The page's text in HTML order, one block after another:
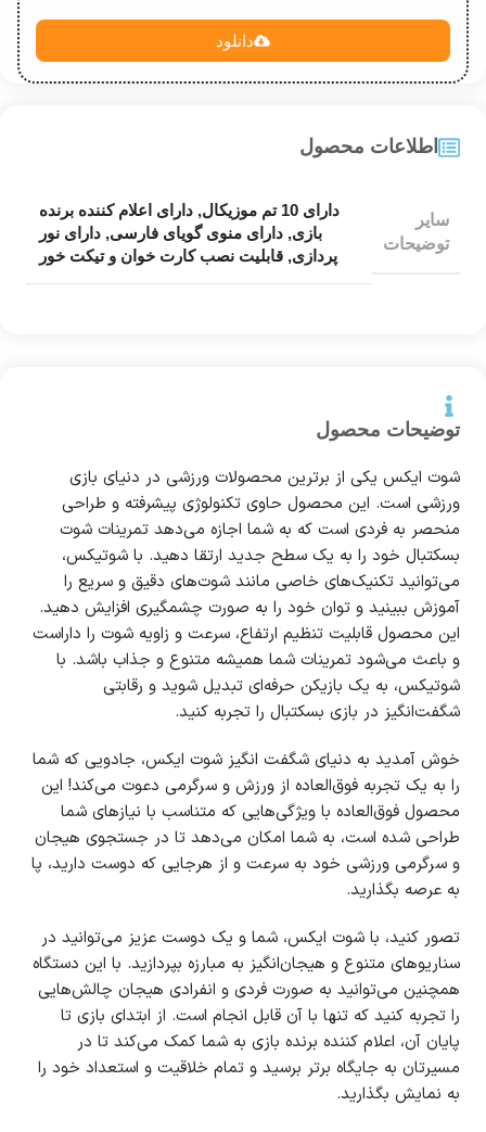
دانلود
توضیحات محصول
شوت ایکس یکی از برترین محصولات ورزشی در دنیای بازی
ورزشی است. این محصول حاوی تکنولوژی پیشرفته و طراحی
منحصر به فردی است که به شما اجازه می‌دهد تمرینات شوت
بسکتبال خود را به یک سطح جدید ارتقا دهید. با شوتیکس،
می‌توانید تکنیک‌های خاصی مانند شوت‌های دقیق و سریع را
آموزش ببینید و توان خود را به صورت چشمگیری افزایش دهید.
این محصول قابلیت تنظیم ارتفاع، سرعت و زاویه شوت را داراست
و باعث می‌شود تمرینات شما همیشه متنوع و جذاب باشد. با
شوتیکس، به یک بازیکن حرفه‌ای تبدیل شوید و رقابتی
شگفت‌انگیز در بازی بسکتبال را تجربه کنید.
خوش آمدید به دنیای شگفت انگیز شوت ایکس، جادویی که شما
را به یک تجربه فوق‌العاده از ورزش و سرگرمی دعوت می‌کند! این
محصول فوق‌العاده با ویژگی‌هایی که متناسب با نیازهای شما
طراحی شده است، به شما امکان می‌دهد تا در جستجوی هیجان
و سرگرمی ورزشی خود به سرعت و از هرجایی که دوست دارید، پا
به عرصه بگذارید.
تصور کنید، با شوت ایکس، شما و یک دوست عزیز می‌توانید در
سناریوهای متنوع و هیجان‌انگیز به مبارزه بپردازید. با این دستگاه
همچنین می‌توانید به صورت فردی و انفرادی هیجان چالش‌هایی
را تجربه کنید که تنها با آن قابل انجام است. از ابتدای بازی تا
پایان آن، اعلام کننده برنده بازی به شما کمک می‌کند تا در
مسیرتان به جایگاه برتر برسید و تمام خلاقیت و استعداد خود را
به نمایش بگذارید.
اطلاعات محصول
سایر
توضیحات
دارای 10 تم موزیکال , دارای اعلام کننده برنده
بازی, دارای منوی گویای فارسی, دارای نور
پردازی, قابلیت نصب کارت خوان و تیکت خور